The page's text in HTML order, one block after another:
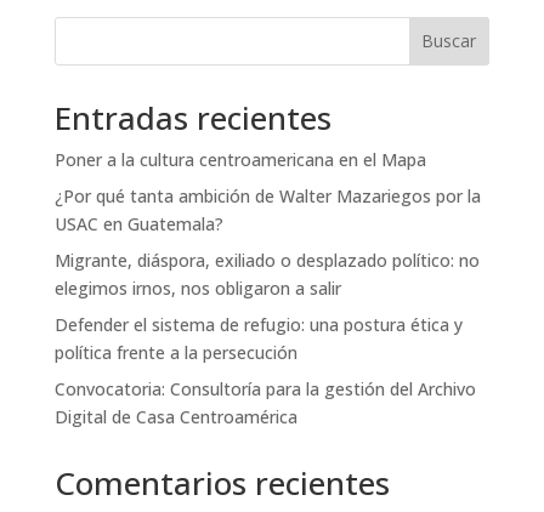
Buscar
Entradas recientes
Poner a la cultura centroamericana en el Mapa
¿Por qué tanta ambición de Walter Mazariegos por la
USAC en Guatemala?
Migrante, diáspora, exiliado o desplazado político: no
elegimos irnos, nos obligaron a salir
Defender el sistema de refugio: una postura ética y
política frente a la persecución
Convocatoria: Consultoría para la gestión del Archivo
Digital de Casa Centroamérica
Comentarios recientes